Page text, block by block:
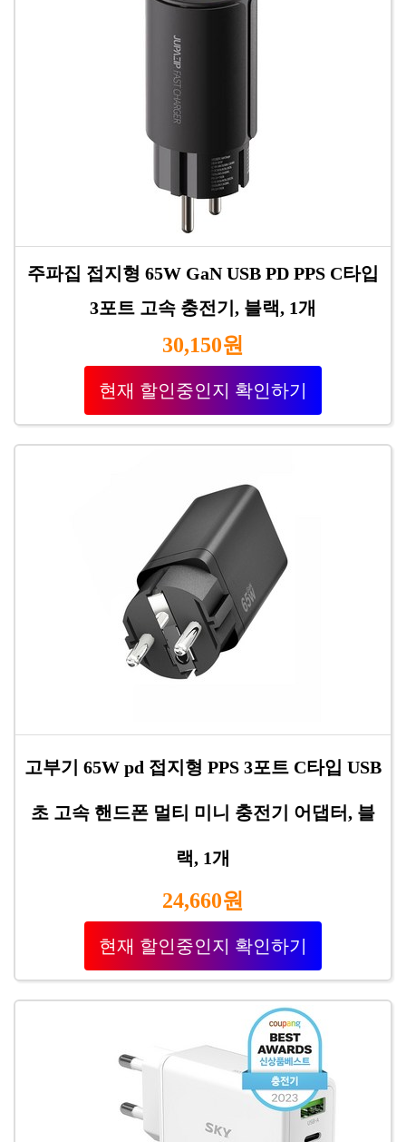
주파집 접지형 65W GaN USB PD PPS C타입
3포트 고속 충전기, 블랙, 1개
30,150원
현재 할인중인지 확인하기
고부기 65W pd 접지형 PPS 3포트 C타입 USB
초 고속 핸드폰 멀티 미니 충전기 어댑터, 블
랙, 1개
24,660원
현재 할인중인지 확인하기